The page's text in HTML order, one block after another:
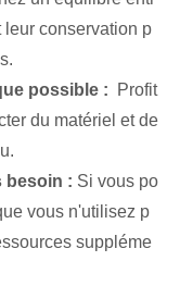
leur conservation p
possible : ‌ Profit
du matériel et de
besoin : Si vous po
vous n'utilisez p
suppléme